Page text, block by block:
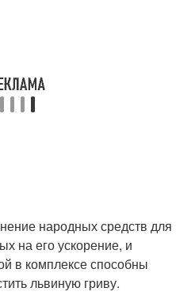
народных средств для
на его ускорение, и
в комплексе способны
львиную гриву.